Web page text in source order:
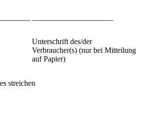
Unterschrift des/der
Verbraucher(s) (nur bei Mitteilung
auf Papier)
streichen